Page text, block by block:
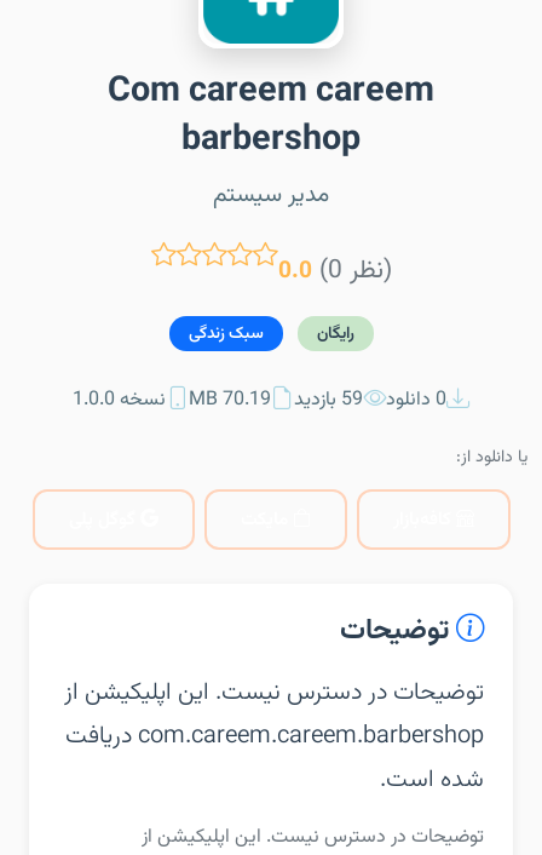
Com careem careem
barbershop
مدیر سیستم
0.0 (0 نظر)
رایگان سبک زندگی
0 دانلود 59 بازدید 70.19 MB نسخه 1.0.0
یا دانلود از:
توضیحات
توضیحات در دسترس نیست. این اپلیکیشن از
com.careem.careem.barbershop دریافت
شده است.
توضیحات در دسترس نیست. این اپلیکیشن از